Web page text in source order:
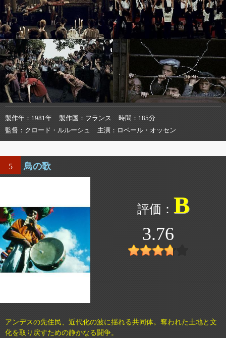
製作年 1981年 製作国 フランス 時間
185分
監督
クロード・ルルーシュ 主演 ロベール・オッセン
5 鳥の歌
B
3.76
アンデスの先住民、近代化の波に揺れる共同体。奪われた土地と文
化を取り戻すための静かなる闘争。